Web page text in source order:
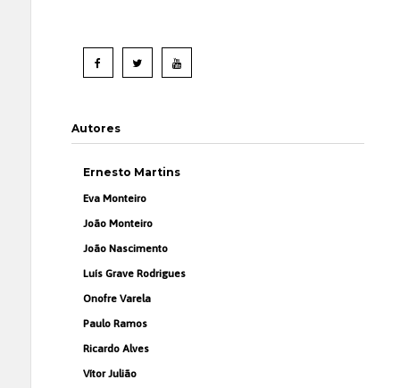
Autores
Ernesto Martins
Eva Monteiro
João Monteiro
João Nascimento
Luís Grave Rodrigues
Onofre Varela
Paulo Ramos
Ricardo Alves
Vítor Julião